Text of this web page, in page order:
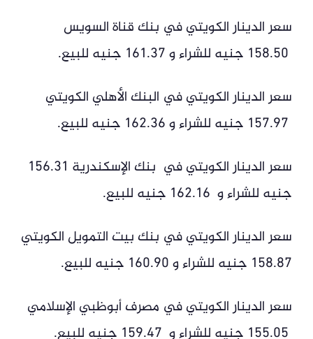
سعر الدينار الكويتي في بنك قناة السويس
سعر الدينار الكويتي في البنك الأهلي الكويتي
سعر الدينار الكويتي في بنك الإسكندرية 156.31
جنيه للشراء و 162.16 جنيه للبيع.
سعر الدينار الكويتي في بنك بيت التمويل الكويتي
158.87 جنيه للشراء و 160.90 جنيه للبيع.
سعر الدينار الكويتي في مصرف أبوظبي الإسلامي